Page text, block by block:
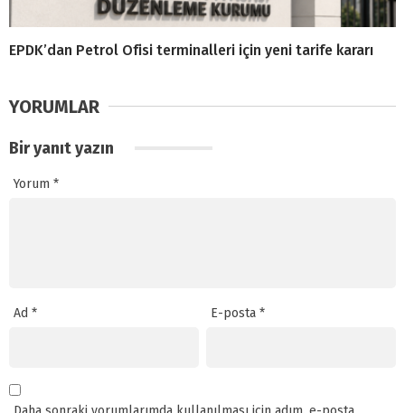
EPDK’dan Petrol Ofisi terminalleri için yeni tarife kararı
YORUMLAR
Bir yanıt yazın
Yorum *
Ad * E-posta*